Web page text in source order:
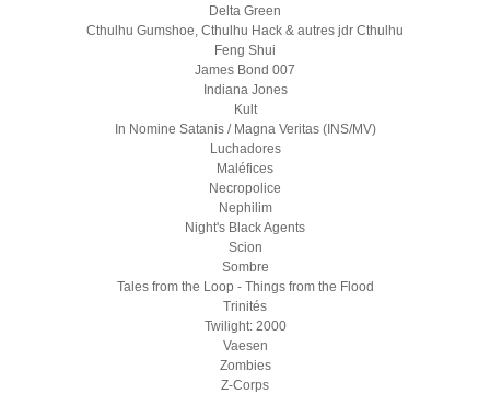
Delta Green
Cthulhu Gumshoe, Cthulhu Hack & autres jdr Cthulhu
Feng Shui
James Bond 007
Indiana Jones
Kult
In Nomine Satanis / Magna Veritas (INS/MV)
Luchadores
Maléfices
Necropolice
Nephilim
Night's Black Agents
Scion
Sombre
Tales from the Loop - Things from the Flood
Trinités
Twilight: 2000
Vaesen
Zombies
Z-Corps